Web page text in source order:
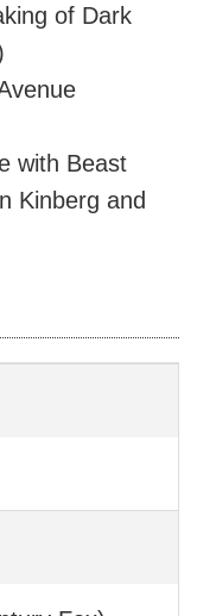
of Dark
with Beast
Kinberg and